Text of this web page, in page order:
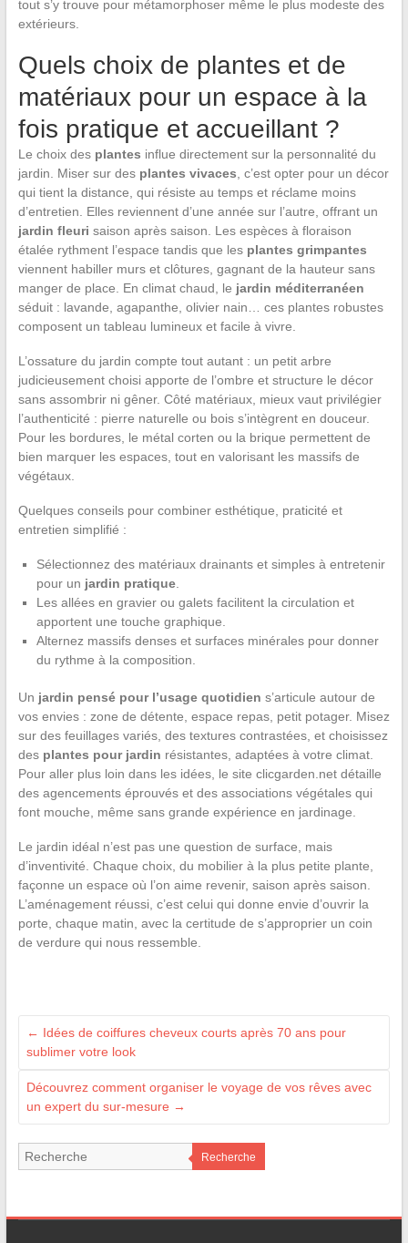
tout s’y trouve pour métamorphoser même le plus modeste des
extérieurs.
Quels choix de plantes et de
matériaux pour un espace à la
fois pratique et accueillant ?
Le choix des plantes influe directement sur la personnalité du
jardin. Miser sur des plantes vivaces , c’est opter pour un décor
qui tient la distance, qui résiste au temps et réclame moins
d’entretien. Elles reviennent d’une année sur l’autre, offrant un
jardin fleuri saison après saison. Les espèces à floraison
étalée rythment l’espace tandis que les plantes grimpantes
viennent habiller murs et clôtures, gagnant de la hauteur sans
manger de place. En climat chaud, le jardin méditerranéen
séduit : lavande, agapanthe, olivier nain… ces plantes robustes
composent un tableau lumineux et facile à vivre.
L’ossature du jardin compte tout autant : un petit arbre
judicieusement choisi apporte de l’ombre et structure le décor
sans assombrir ni gêner. Côté matériaux, mieux vaut privilégier
l’authenticité : pierre naturelle ou bois s’intègrent en douceur.
Pour les bordures, le métal corten ou la brique permettent de
bien marquer les espaces, tout en valorisant les massifs de
végétaux.
Quelques conseils pour combiner esthétique, praticité et
entretien simplifié :
Sélectionnez des matériaux drainants et simples à entretenir
pour un jardin pratique.
Les allées en gravier ou galets facilitent la circulation et
apportent une touche graphique.
Alternez massifs denses et surfaces minérales pour donner
du rythme à la composition.
Un jardin pensé pour l’usage quotidien s’articule autour de
vos envies : zone de détente, espace repas, petit potager. Misez
sur des feuillages variés, des textures contrastées, et choisissez
des plantes pour jardin résistantes, adaptées à votre climat.
Pour aller plus loin dans les idées, le site clicgarden.net détaille
des agencements éprouvés et des associations végétales qui
font mouche, même sans grande expérience en jardinage.
Le jardin idéal n’est pas une question de surface, mais
d’inventivité. Chaque choix, du mobilier à la plus petite plante,
façonne un espace où l’on aime revenir, saison après saison.
L’aménagement réussi, c’est celui qui donne envie d’ouvrir la
porte, chaque matin, avec la certitude de s’approprier un coin
de verdure qui nous ressemble.
← Idées de coiffures cheveux courts après 70 ans pour
sublimer votre look
Découvrez comment organiser le voyage de vos rêves avec
un expert du sur-mesure →
Recherche